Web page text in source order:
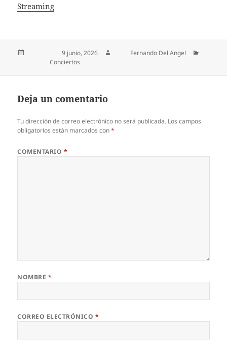
In relation to
Streaming
Publicado el9 junio, 2026
Fernando Del Angel
CategoríasConciertos
Deja un comentario
Tu dirección de correo electrónico no será publicada. Los campos
obligatorios están marcados con*
COMENTARIO *
NOMBRE *
CORREO ELECTRÓNICO *